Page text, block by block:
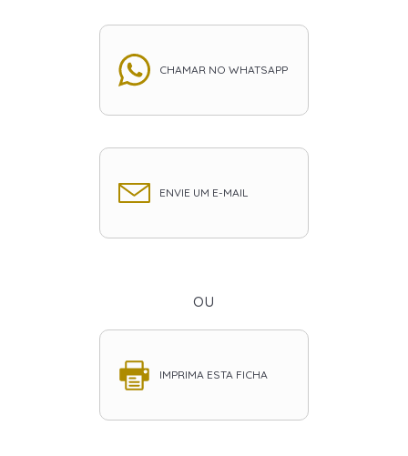
CHAMAR NO WHATSAPP
ENVIE UM E-MAIL
ou
IMPRIMA ESTA FICHA